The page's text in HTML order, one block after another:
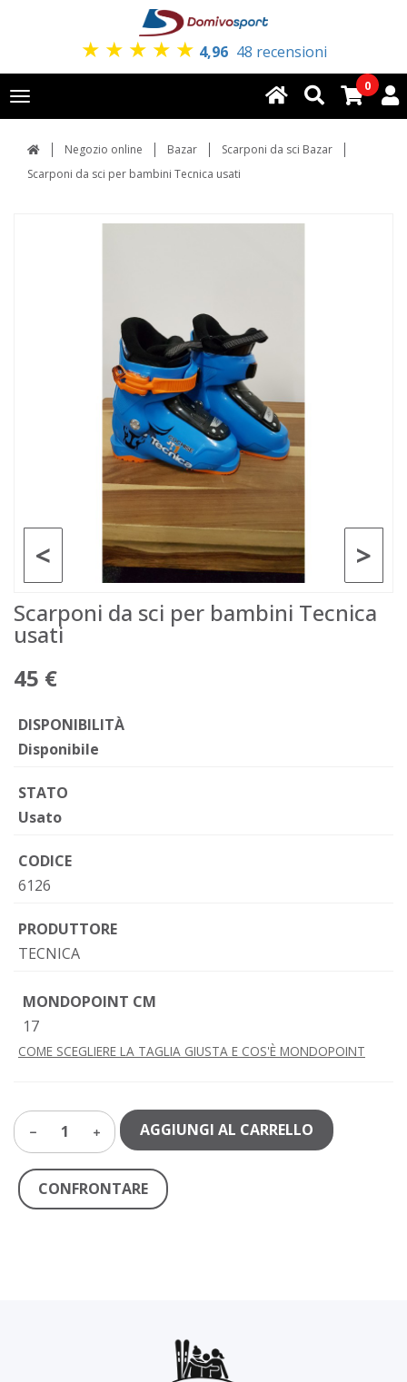
★ ★ ★ ★ ★ 4,96 48 recensioni
Toggle
navigation
0
Negozio online Bazar
Scarponi da sci Bazar
Scarponi da sci per bambini Tecnica usati
>
<
Scarponi da sci per bambini Tecnica
usati
45 €
DISPONIBILITÀ
Disponibile
STATO
Usato
CODICE
6126
PRODUTTORE
TECNICA
MONDOPOINT CM
17
COME SCEGLIERE LA TAGLIA GIUSTA E COS'È MONDOPOINT
1 AGGIUNGI AL CARRELLO
CONFRONTARE